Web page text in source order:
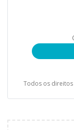
Todos os direitos